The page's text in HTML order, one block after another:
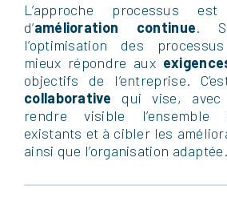
L’approche processus
d’amélioration continue.
l’optimisation des
mieux répondre aux
objectifs de l’entreprise.
collaborative qui vise,
rendre visible l’ensemble
existants et à cibler les
ainsi que l’organisation adaptée.